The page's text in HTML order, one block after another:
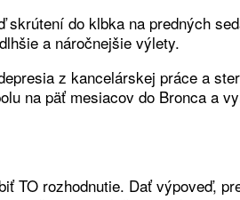
do klbka na predných
a náročnejšie výlety.
z kancelárskej práce a
na päť mesiacov do Bronca a
TO rozhodnutie. Dať výpoveď,